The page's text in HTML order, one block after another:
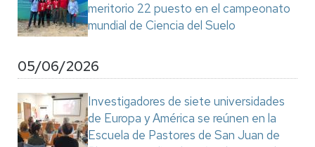
meritorio 22 puesto en el campeonato
mundial de Ciencia del Suelo
05/06/2026
Investigadores de siete universidades
de Europa y América se reúnen en la
Escuela de Pastores de San Juan de